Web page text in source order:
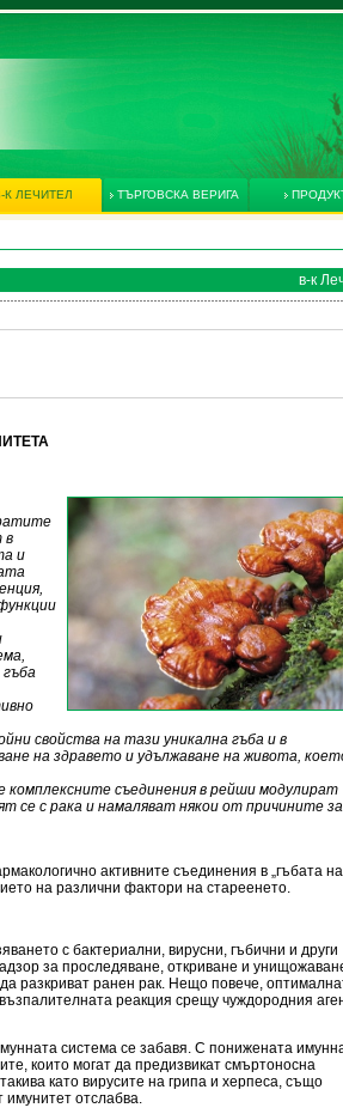
К ЛЕЧИТЕЛ ТЪРГОВСКА ВЕРИГА
в-к
в
и
свойства на тази уникална гъба и в
на здравето и удължаване на живота,
съединения в рейши модулират
се с рака и намаляват някои от причините за
активните съединения в „гъбата на
на различни фактори на стареенето.
с бактериални, вирусни, гъбични и други
за проследяване, откриване и
разкриват ранен рак. Нещо повече,
реакция срещу чуждородния
система се забавя. С понижената
които могат да предизвикат смъртоносна
като вирусите на грипа и херпеса, също
имунитет отслабва.